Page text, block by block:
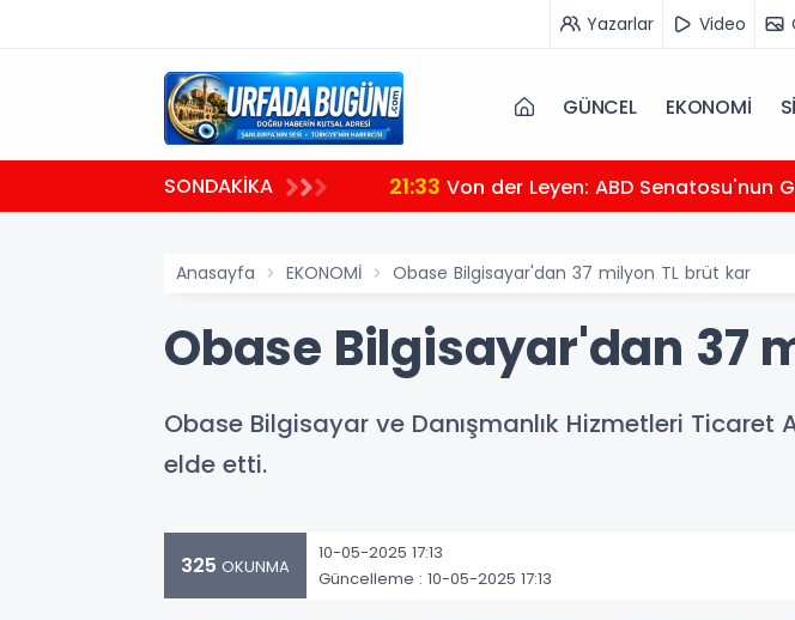
Yazarlar Video
GÜNCEL EKONOMİ
SONDAKİKA 21:33 Von der Leyen: ABD Senatosu'nun
Anasayfa EKONOMİ Obase Bilgisayar'dan 37 milyon TL brüt kar
Obase Bilgisayar'dan 37
Obase Bilgisayar ve Danışmanlık Hizmetleri Ticaret
elde etti.
325 OKUNMA
10-05-2025 17:13
Güncelleme : 10-05-2025 17:13